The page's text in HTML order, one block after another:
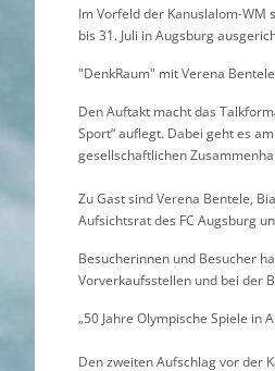
Im Vorfeld der Kanuslalom-WM
bis 31. Juli in Augsburg
"DenkRaum" mit Verena
Den Auftakt macht das
Sport“ auflegt. Dabei geht es
gesellschaftlichen
Zu Gast sind Verena Bentele,
Aufsichtsrat des FC Augsburg
Besucherinnen und Besucher
Vorverkaufsstellen und bei der
„50 Jahre Olympische Spiele in
Den zweiten Aufschlag vor der